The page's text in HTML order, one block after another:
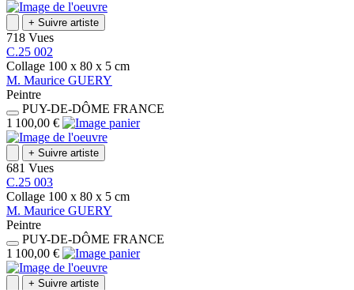
+ Suivre artiste
718 Vues
C.25 002
Collage 100 x 80 x 5 cm
M. Maurice GUERY
Peintre
PUY-DE-DÔME FRANCE
1 100,00 €
+ Suivre artiste
681 Vues
C.25 003
Collage 100 x 80 x 5 cm
M. Maurice GUERY
Peintre
PUY-DE-DÔME FRANCE
1 100,00 €
+ Suivre artiste